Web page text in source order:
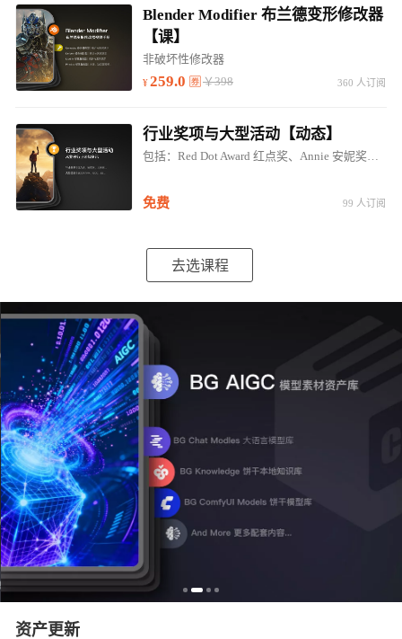
Blender Modifier 布兰德变形修改器
【课】
非破坏性修改器
259.0 ￥398 360 人订阅
行业奖项与大型活动【动态】
包括：Red Dot Award 红点奖、Annie 安妮奖、EMMYS 艾美奖、IDEA奖；SIGGRAPH、GOC、E3...
免费 99 人订阅
去选课程
资产更新